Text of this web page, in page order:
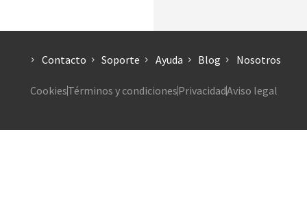
Contacto Soporte Ayuda Blog Nosotros
CookiesTérminos y condicionesPrivacidadAviso legal